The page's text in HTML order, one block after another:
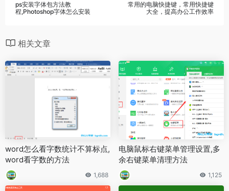
ps安装字体包方法教
程,Photoshop字体怎么安装
常用的电脑快捷键，常用快捷键
大全，提高办公工作效率
相关文章
word怎么看字数统计不算标点,
word看字数的方法
1,688
电脑鼠标右键菜单管理设置,多
余右键菜单清理方法
1,125